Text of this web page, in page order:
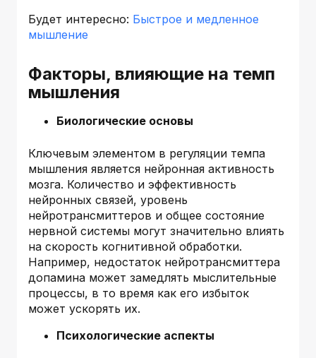
Будет интересно: Быстрое и медленное
мышление
Факторы, влияющие на темп
мышления
Биологические основы
Ключевым элементом в регуляции темпа
мышления является нейронная активность
мозга. Количество и эффективность
нейронных связей, уровень
нейротрансмиттеров и общее состояние
нервной системы могут значительно влиять
на скорость когнитивной обработки.
Например, недостаток нейротрансмиттера
допамина может замедлять мыслительные
процессы, в то время как его избыток
может ускорять их.
Психологические аспекты